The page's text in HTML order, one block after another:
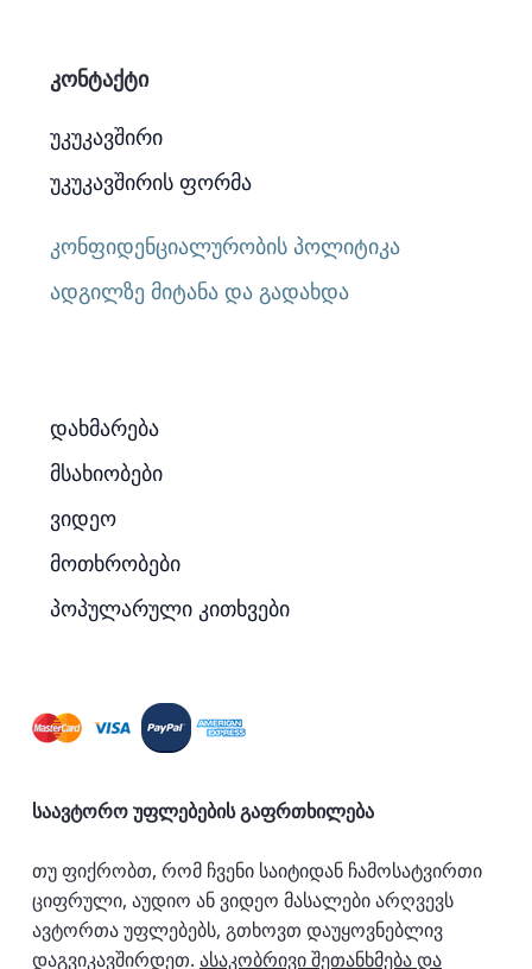
კონტაქტი
უკუკავშირი
უკუკავშირის ფორმა
კონფიდენციალურობის პოლიტიკა
ადგილზე მიტანა და გადახდა
დახმარება
მსახიობები
ვიდეო
მოთხრობები
პოპულარული კითხვები
საავტორო უფლებების გაფრთხილება
თუ ფიქრობთ, რომ ჩვენი საიტიდან ჩამოსატვირთი
ციფრული, აუდიო ან ვიდეო მასალები არღვევს
ავტორთა უფლებებს, გთხოვთ დაუყოვნებლივ
დაგვიკავშირდეთ. ასაკობრივი შეთანხმება და